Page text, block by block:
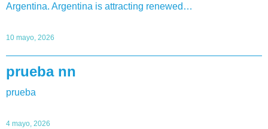
Argentina. Argentina is attracting renewed…
10 mayo, 2026
prueba nn
prueba
4 mayo, 2026